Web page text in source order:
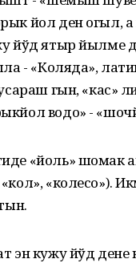
йол ден огыл,
йўд ятыр йылме
- «Коляда»,
гын, «кас»
водо» -
«йоль» шомак
«колесо»).
эн кужу йўд